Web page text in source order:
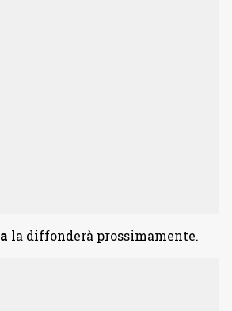
la diffonderà prossimamente.